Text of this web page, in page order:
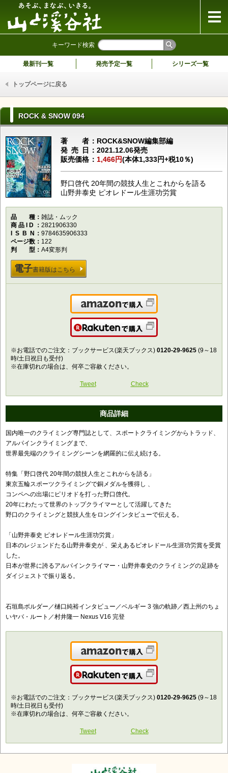
キーワード検索
最新刊一覧 発売予定一覧 シリーズ一覧
トップページに戻る
ROCK & SNOW 094
著者ROCK&SNOW編集部編
発売日 2021.12.06発売
販売価格
1,466円(本体1,333円+税10％)
野口啓代 20年間の競技人生とこれからを語る
山野井泰史 ピオレドール生涯功労賞
品種雑誌・ムック
商品ID
2821906330
ISBN
9784635906333
ページ数
122
判型A4変形判
電子書籍版はこちら
Amazonで購入
楽天で購入
※お電話でのご注文：ブックサービス(楽天ブックス) 0120-29-9625 (9～18
時/土日祝日も受付)
※在庫切れの場合は、何卒ご容赦ください。
Tweet Check
商品詳細
国内唯一のクライミング専門誌として、スポートクライミングからトラッド、
アルパインクライミングまで、
世界最先端のクライミングシーンを網羅的に伝え続ける。
特集「野口啓代 20年間の競技人生とこれからを語る」
東京五輪スポーツクライミングで銅メダルを獲得し 、
コンペへの出場にピリオドを打った野口啓代。
20年にわたって世界のトップクライマーとして活躍してきた
野口のクライミングと競技人生をロングインタビューで伝える。
「山野井泰史 ピオレドール生涯功労賞」
日本のレジェンドたる山野井泰史が 、栄えあるピオレドール生涯功労賞を受賞
した。
日本が世界に誇るアルパインクライマー・山野井泰史のクライミングの足跡を
ダイジェストで振り返る。
石垣島ボルダー／樋口純裕インタビュー／ベルギー 3 強の軌跡／西上州のちょ
いヤバ・ルート／村井隆一 Nexus V16 完登
Amazonで購入
楽天で購入
※お電話でのご注文：ブックサービス(楽天ブックス) 0120-29-9625 (9～18
時/土日祝日も受付)
※在庫切れの場合は、何卒ご容赦ください。
Tweet Check